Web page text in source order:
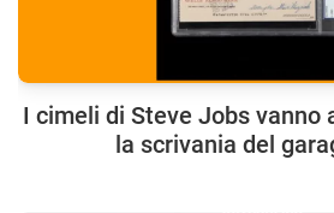
I cimeli di Steve Jobs vanno
la scrivania del